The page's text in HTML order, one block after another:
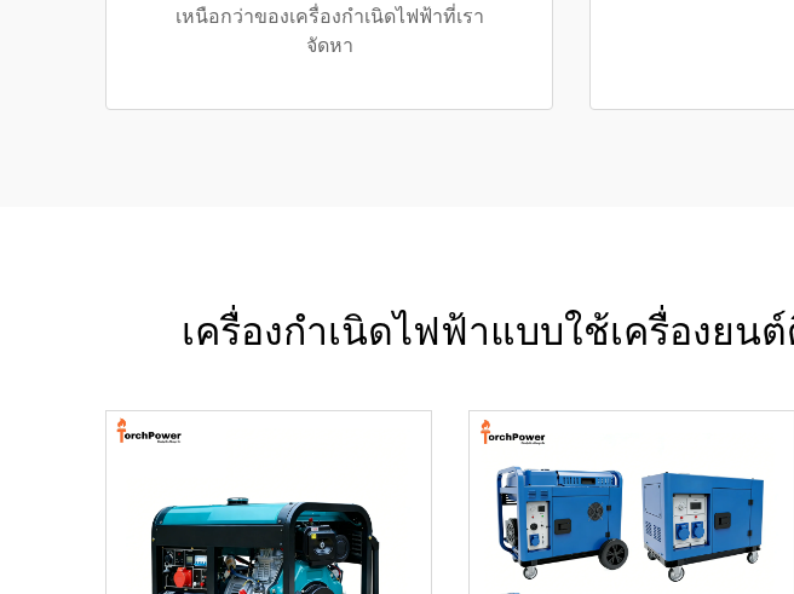
เหนือกว่าของเครื่องกำเนิดไฟฟ้าที่เรา
จัดหา
เครื่องกำเนิดไฟฟ้าแบบใช้เครื่องย